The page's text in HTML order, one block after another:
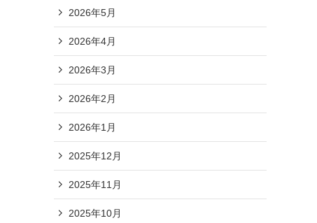
2026年5月
2026年4月
2026年3月
2026年2月
2026年1月
2025年12月
2025年11月
2025年10月